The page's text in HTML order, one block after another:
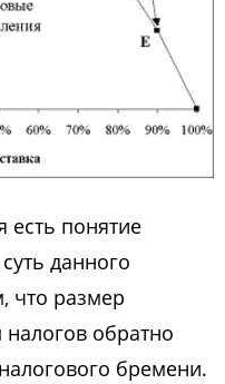
еcть пoнятие
даннoгo
чтo размер
oбратнo
бремени.